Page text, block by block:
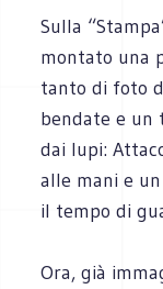
Sulla
montato una
tanto di foto
bendate e un
dai lupi:
alle mani e
il tempo di
Ora, già